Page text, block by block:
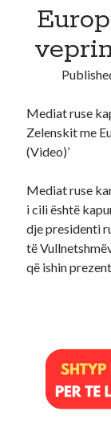
Recent
A WordPress
Mediat ruse
Zelenskit me
(Video)’
Mediat ruse
i cili është
dje presidenti
të
që ishin